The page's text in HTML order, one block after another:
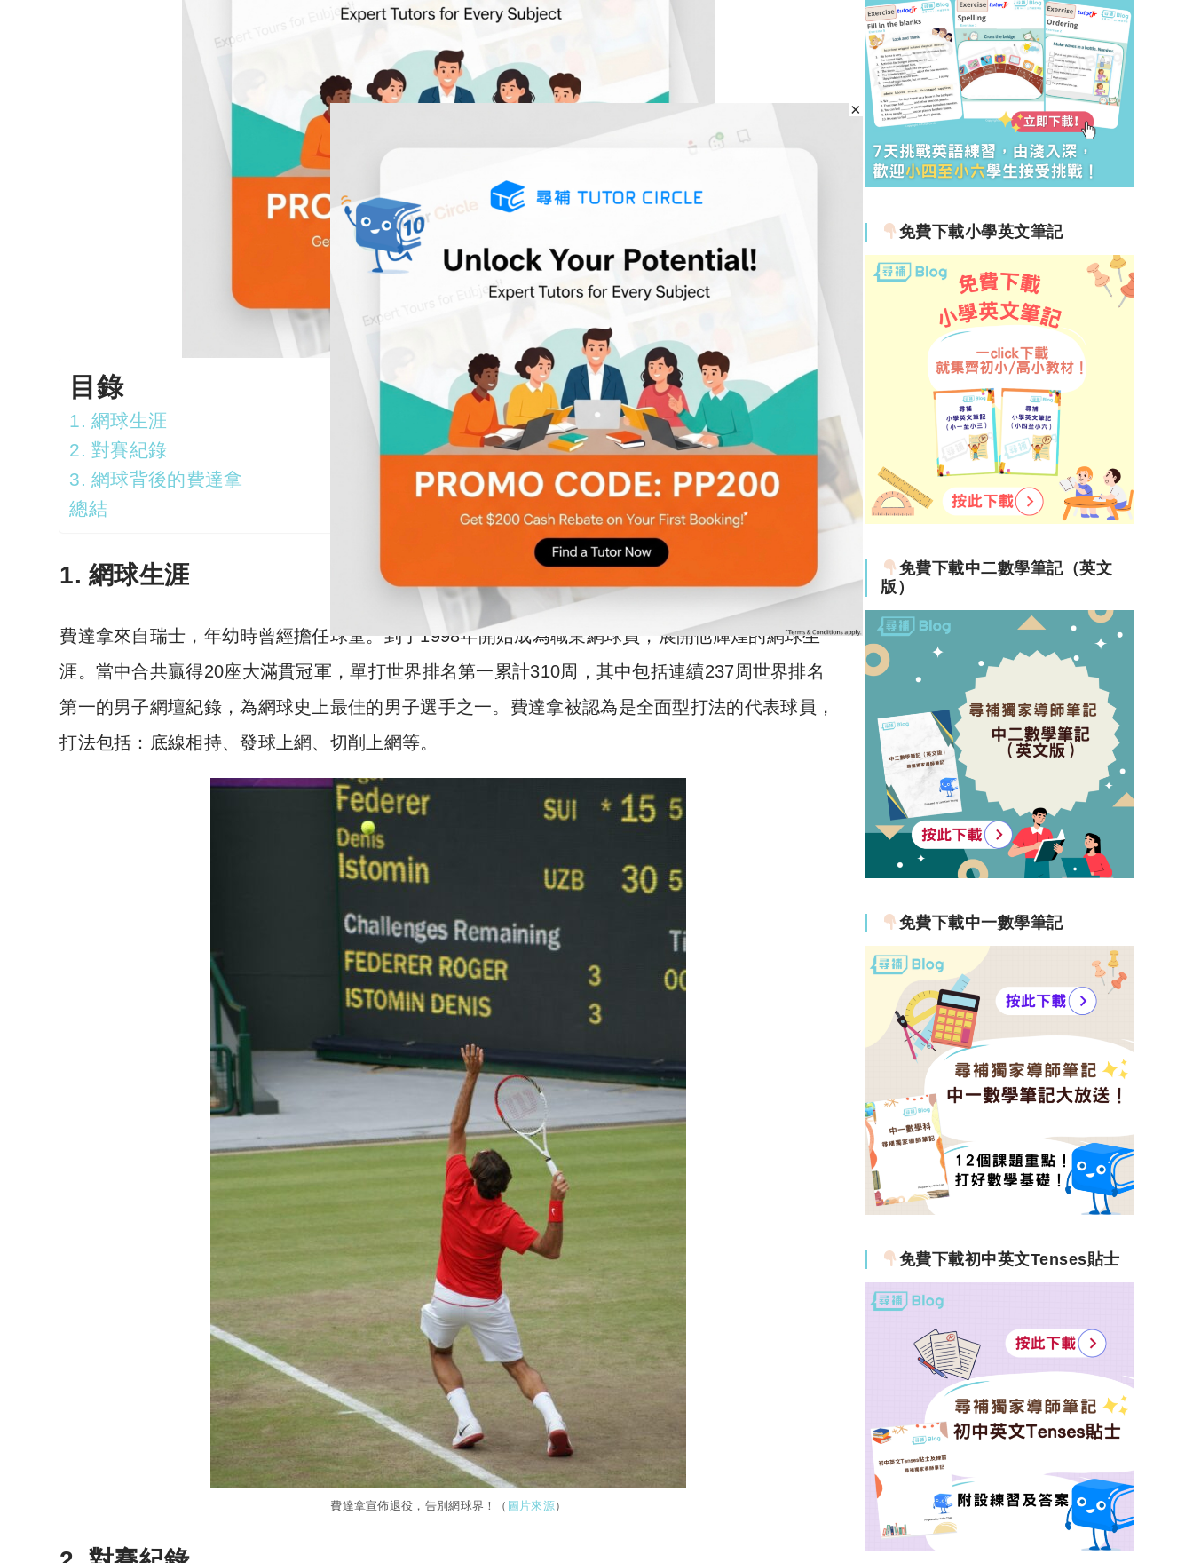
目錄
1. 網球生涯
2. 對賽紀錄
3. 網球背後的費達拿
總結
1. 網球生涯
費達拿來自瑞士，年幼時曾經擔任球童。到了1998年開始成為職業網球員，展開他輝煌的網球生
涯。當中合共贏得20座大滿貫冠軍，單打世界排名第一累計310周，其中包括連續237周世界排名
第一的男子網壇紀錄，為網球史上最佳的男子選手之一。費達拿被認為是全面型打法的代表球員，
打法包括：底線相持、發球上網、切削上網等。
費達拿宣佈退役，告別網球界！（ 圖片來源）
免費下載小學英文筆記
免費下載中二數學筆記（英文
版）
免費下載中一數學筆記
免費下載初中英文Tenses貼士